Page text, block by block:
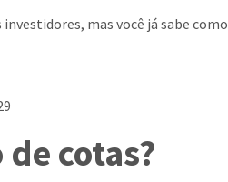
mas você já sabe como
cotas?